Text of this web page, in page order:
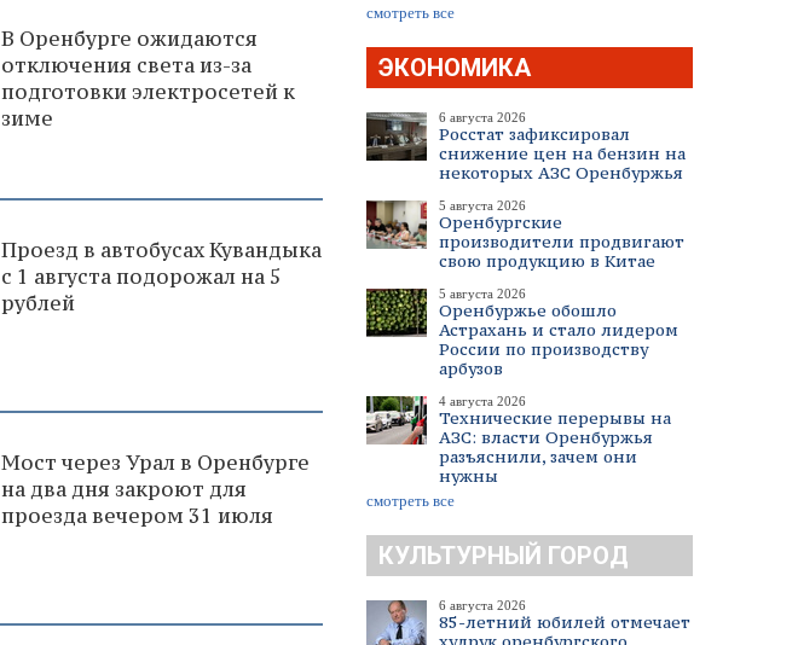
смотреть все
ЭКОНОМИКА
6 августа 2026
Росстат зафиксировал
снижение цен на бензин на
некоторых АЗС Оренбуржья
5 августа 2026
Оренбургские
производители продвигают
свою продукцию в Китае
5 августа 2026
Оренбуржье обошло
Астрахань и стало лидером
России по производству
арбузов
4 августа 2026
Технические перерывы на
АЗС: власти Оренбуржья
разъяснили, зачем они
нужны
смотреть все
КУЛЬТУРНЫЙ ГОРОД
6 августа 2026
85-летний юбилей отмечает
В Оренбурге ожидаются
отключения света из-за
подготовки электросетей к
зиме
Проезд в автобусах Кувандыка
с 1 августа подорожал на 5
рублей
Мост через Урал в Оренбурге
на два дня закроют для
проезда вечером 31 июля